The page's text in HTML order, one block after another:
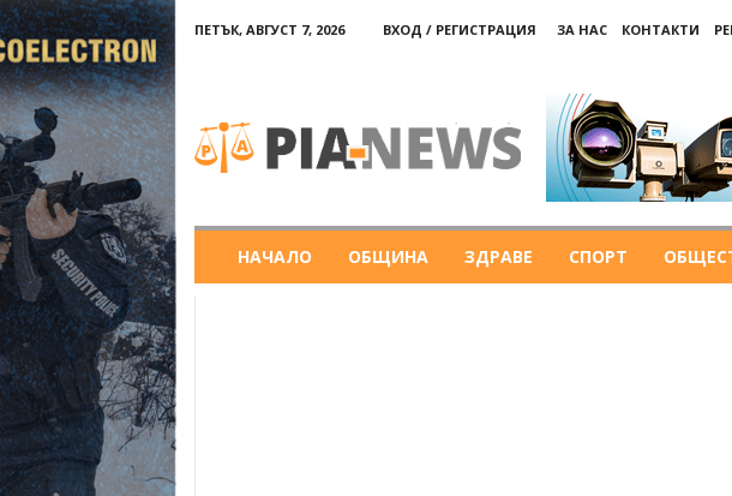
ПЕТЪК, АВГУСТ 7, 2026 ВХОД / РЕГИСТРАЦИЯ ЗА НАС КОНТАКТИ
НАЧАЛО ОБЩИНА ЗДРАВЕ СПОРТ